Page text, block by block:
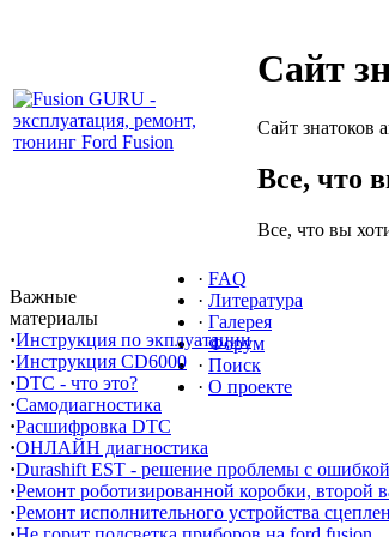
Сайт
Сайт знатоков
Все, что
Все, что вы
· FAQ
· Литература
· Галерея
· Форум
· Поиск
· О проекте
Важные
материалы
·Инструкция по экплуатации
·Инструкция CD6000
·DTC - что это?
·Самодиагностика
·Расшифровка DTC
·ОНЛАЙН диагностика
·Durashift EST - решение проблемы с
·Ремонт роботизированной коробки, второй
·Ремонт исполнительного устройства